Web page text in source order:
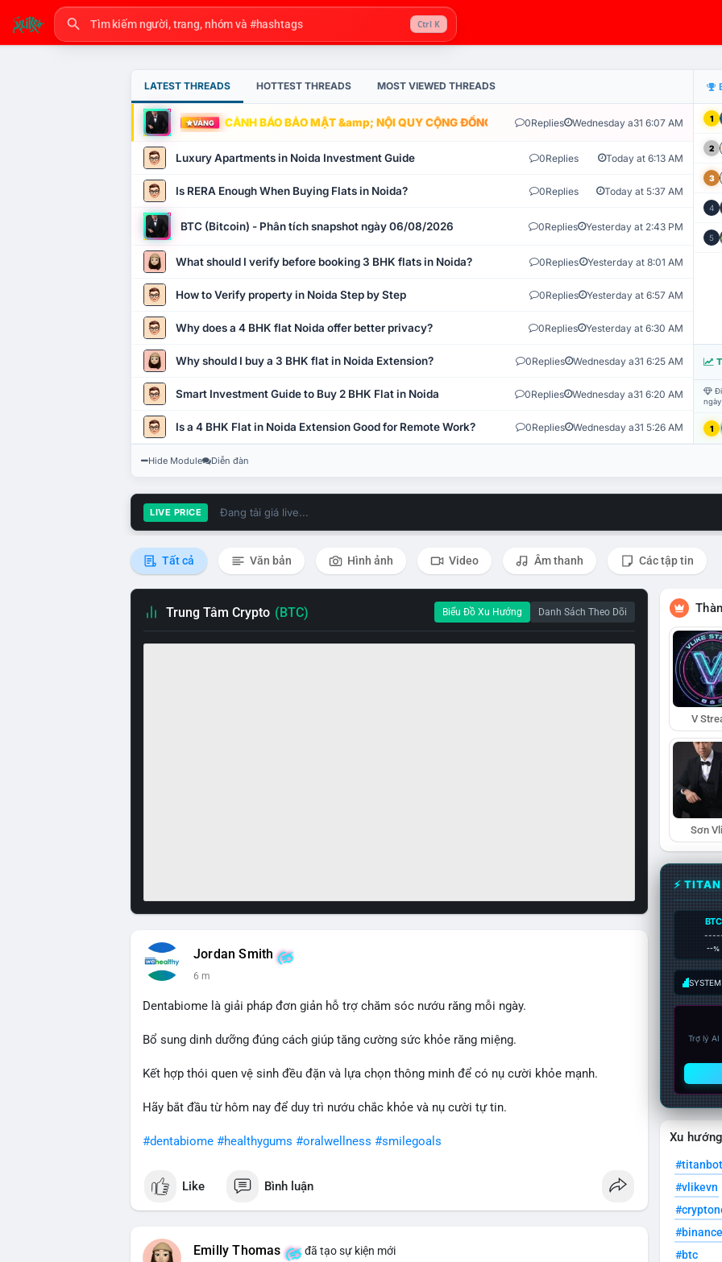
Ctrl K
LATEST THREADS HOTTEST THREADS MOST VIEWED THREADS
VÀNG CẢNH BÁO BẢO MẬT &amp; NỘI QUY CỘNG ĐỒNG VLIKE.VN: HỆ THỐNG GIÁM SÁT TỰ
0Replies Wednesday a31 6:07 AM
Luxury Apartments in Noida Investment Guide 0Replies Today at 6:13 AM
Is RERA Enough When Buying Flats in Noida? 0Replies Today at 5:37 AM
BTC (Bitcoin) - Phân tích snapshot ngày 06/08/2026 0Replies Yesterday at 2:43 PM
What should I verify before booking 3 BHK flats in Noida? 0Replies Yesterday at 8:01 AM
How to Verify property in Noida Step by Step 0Replies Yesterday at 6:57 AM
Why does a 4 BHK flat Noida offer better privacy? 0Replies Yesterday at 6:30 AM
Why should I buy a 3 BHK flat in Noida Extension? 0Replies Wednesday a31 6:25 AM
Smart Investment Guide to Buy 2 BHK Flat in Noida 0Replies Wednesday a31 6:20 AM
Is a 4 BHK Flat in Noida Extension Good for Remote Work? 0Replies Wednesday a31 5:26 AM
1
2
3
4
5
1
Hide Module Diễn đàn
LIVE PRICE Đang tải giá live...
Tất cả Văn bản Hình ảnh Video Âm thanh Các tập tin
Trung Tâm Crypto (BTC) Biểu Đồ Xu Hướng Danh Sách Theo Dõi
Jordan Smith
6 m
Dentabiome là giải pháp đơn giản hỗ trợ chăm sóc nướu răng mỗi ngày.
Bổ sung dinh dưỡng đúng cách giúp tăng cường sức khỏe răng miệng.
Kết hợp thói quen vệ sinh đều đặn và lựa chọn thông minh để có nụ cười khỏe mạnh.
Hãy bắt đầu từ hôm nay để duy trì nướu chắc khỏe và nụ cười tự tin.
#dentabiome #healthygums #oralwellness #smilegoals
Like Bình luận
Emilly Thomas đã tạo sự kiện mới
V
Sơn
⚡
BTC
--%
Trợ lý
Xu
#titanbot
#vlikevn
#btc